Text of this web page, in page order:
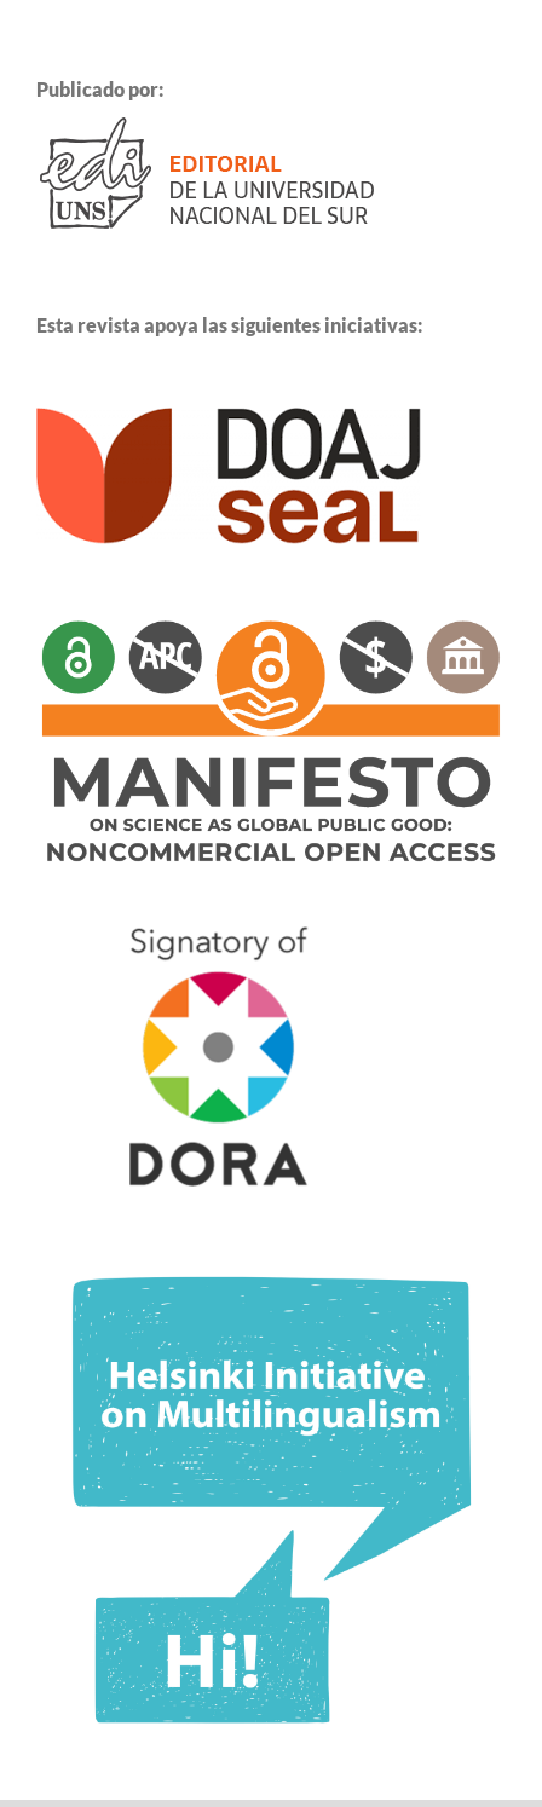
Publicado por:
Esta revista apoya las siguientes iniciativas: